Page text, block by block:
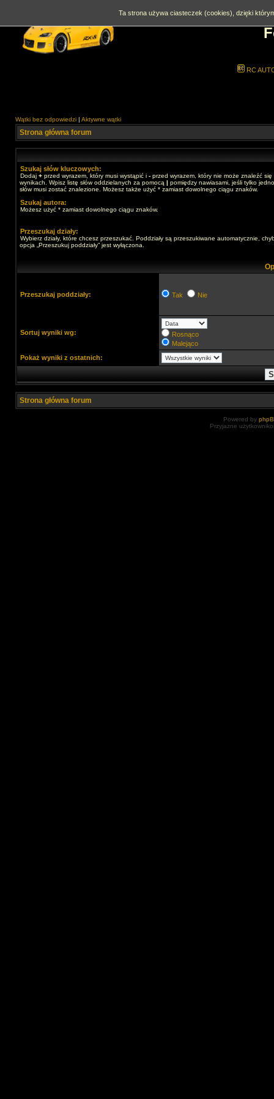
RC
Wątki bez odpowiedzi | Aktywne wątki
Strona główna forum
Szukaj słów kluczowych:
Dodaj + przed wyrazem, który musi wystąpić i - przed wyrazem, który nie może znaleźć się
wynikach. Wpisz listę słów oddzielanych za pomocą | pomiędzy nawiasami, jeśli tylko
słów musi zostać znalezione. Możesz także użyć * zamiast dowolnego ciągu znaków.
Szukaj autora:
Możesz użyć * zamiast dowolnego ciągu znaków.
Przeszukaj działy:
Wybierz działy, które chcesz przeszukać. Poddziały są przeszukiwane automatycznie,
opcja „Przeszukuj poddziały” jest wyłączona.
Przeszukaj poddziały: Tak Nie
Sortuj wyniki wg:
Rosnąco
Malejąco
Pokaż wyniki z ostatnich:
Strona główna forum
Powered by
Przyjazne
Ta strona używa ciasteczek (cookies), dzięki